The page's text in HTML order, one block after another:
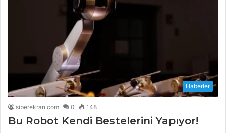
Haberler
siberekran.com 0 148
Bu Robot Kendi Bestelerini Yapıyor!